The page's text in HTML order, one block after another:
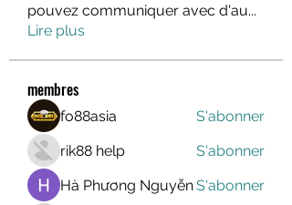
pouvez communiquer avec d'au...
Lire plus
membres
fo88asia
S'abonner
rik88 help
S'abonner
Hà Phương NguyễnS'abonner